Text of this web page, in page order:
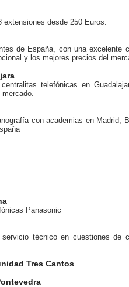
desde 250 Euros.
de España, con una excelente
y los mejores precios del
telefónicas en
con academias en Madrid,
Panasonic
técnico en cuestiones de
Tres Cantos